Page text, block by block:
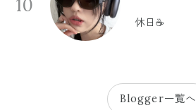
10
休日☕️
Blogger一覧へ